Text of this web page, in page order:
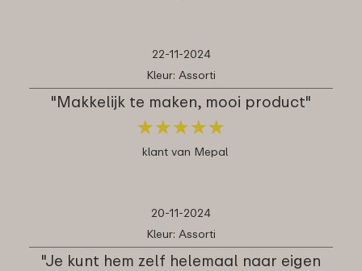
22-11-2024
Kleur: Assorti
"Makkelijk te maken, mooi product"
★★★★★
★★★★★
klant van Mepal
20-11-2024
Kleur: Assorti
"Je kunt hem zelf helemaal naar eigen